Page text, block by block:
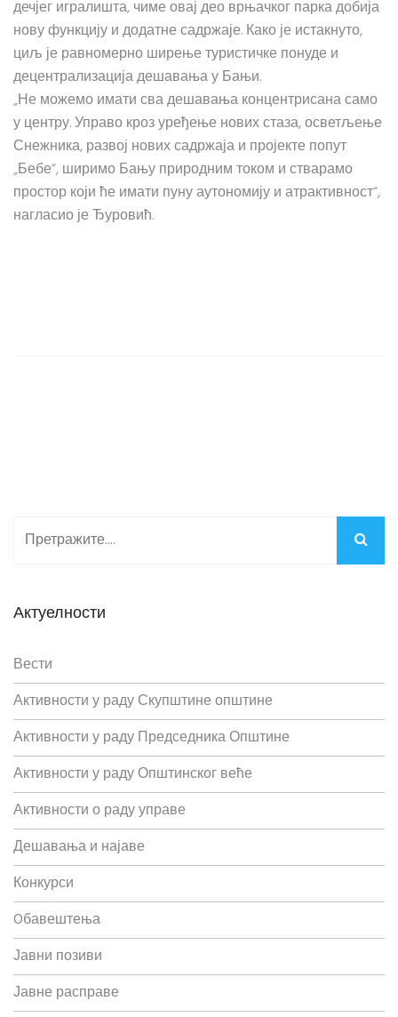
дечјег игралишта, чиме овај део врњачког парка добија
нову функцију и додатне садржаје. Како је истакнуто,
циљ је равномерно ширење туристичке понуде и
децентрализација дешавања у Бањи.
„Не можемо имати сва дешавања концентрисана само
у центру. Управо кроз уређење нових стаза, осветљење
Снежника, развој нових садржаја и пројекте попут
„Бебе“, ширимо Бању природним током и стварамо
простор који ће имати пуну аутономију и атрактивност“,
нагласио је Ђуровић.
Актуелности
Вести
Активности у раду Скупштине општине
Активности у раду Председника Општине
Активности у раду Општинског веће
Активности о раду управе
Дешавања и најаве
Конкурси
Oбавештења
Јавни позиви
Јавне расправе